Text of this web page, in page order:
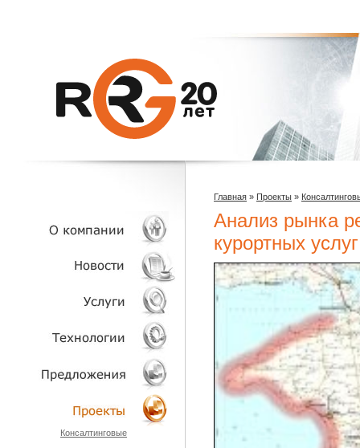
О КОМПАНИИ
НОВОСТИ
УСЛУГИ
ТЕХНОЛОГИИ
ОБЪЕКТЫ
Консалтинговые
Главная » Проекты »
Анализ рынка
курортных